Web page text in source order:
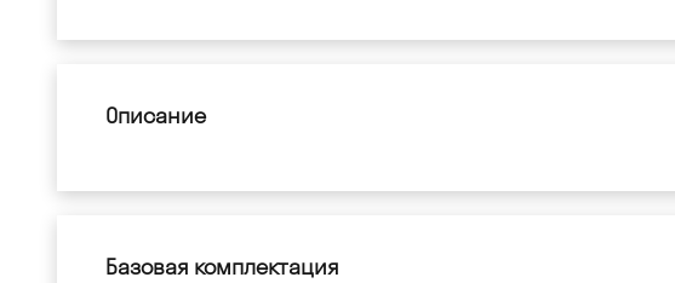
Описание
Базовая комплектация